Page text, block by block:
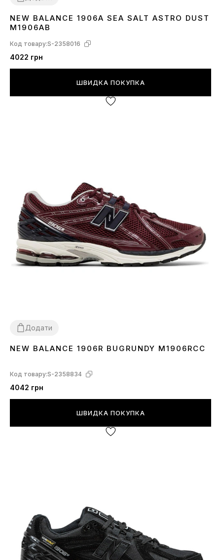
3637 3839404143
NEW BALANCE 1906A SEA SALT ASTRO DUST
M1906AB
Код товару:S-2358016
4022 грн
ШВИДКА ПОКУПКА
Додати
3839
NEW BALANCE 1906R BUGRUNDY M1906RCC
Код товару:S-2358834
4042 грн
ШВИДКА ПОКУПКА